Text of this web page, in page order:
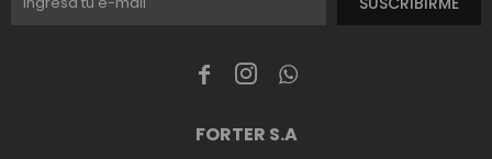
  
FORTER S.A